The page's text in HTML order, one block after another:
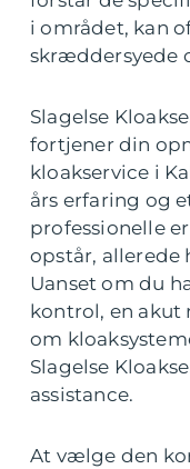
i området, kan
skræddersyede
Slagelse
fortjener din
kloakservice i
års erfaring og
professionelle
opstår, allerede
Uanset om du
kontrol, en akut
om
Slagelse
assistance.
At vælge den